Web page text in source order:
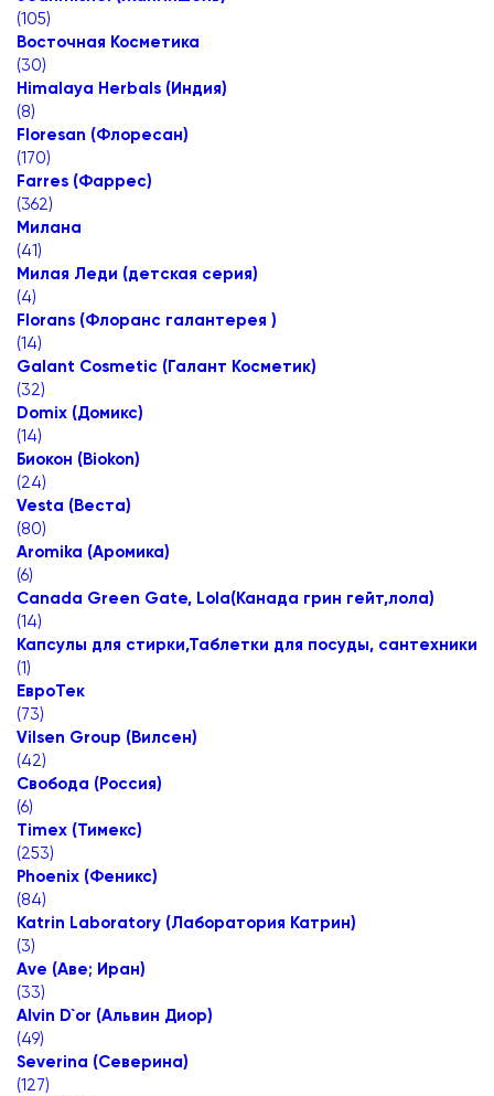
(105)
Восточная Косметика
(30)
Himalaya Herbals (Индия)
(8)
Floresan (Флоресан)
(170)
Farres (Фаррес)
(362)
Милана
(41)
Милая Леди (детская серия)
(4)
Florans (Флоранс галантерея )
(14)
Galant Cosmetic (Галант Косметик)
(32)
Domix (Домикс)
(14)
Биокон (Biokon)
(24)
Vesta (Веста)
(80)
Aromika (Аромика)
(6)
Canada Green Gate, Lola(Канада грин гейт,лола)
(14)
Капсулы для стирки,Таблетки для посуды, сантехники
(1)
ЕвроТек
(73)
Vilsen Group (Вилсен)
(42)
Свобода (Россия)
(6)
Timex (Тимекс)
(253)
Phoenix (Феникс)
(84)
Katrin Laboratory (Лаборатория Катрин)
(3)
Ave (Аве; Иран)
(33)
Alvin D`or (Альвин Диор)
(49)
Severina (Северина)
(127)